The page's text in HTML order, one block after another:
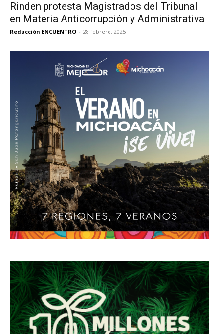
Rinden protesta Magistrados del Tribunal
en Materia Anticorrupción y Administrativa
Redacción ENCUENTRO - 28 febrero, 2025